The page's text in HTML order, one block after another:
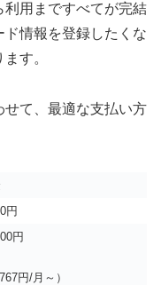
利用まですべてが完結
情報を登録したくな
す。
せて、最適な支払い方
円
円
円/月～）